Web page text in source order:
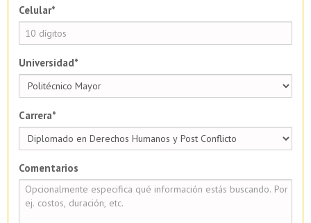
Celular*
Universidad*
Carrera*
Comentarios